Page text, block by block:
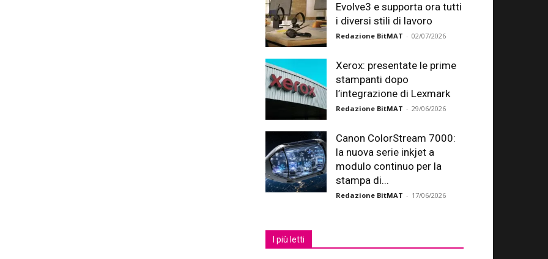
Evolve3 e supporta ora tutti
i diversi stili di lavoro
Redazione BitMAT - 02/07/2026
Xerox: presentate le prime
stampanti dopo
l’integrazione di Lexmark
Redazione BitMAT - 29/06/2026
Canon ColorStream 7000:
la nuova serie inkjet a
modulo continuo per la
stampa di...
Redazione BitMAT - 17/06/2026
I più letti